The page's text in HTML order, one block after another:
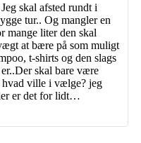
skal afsted rundt i
tur.. Og mangler en
mange liter den skal
at bære på som muligt
t-shirts og den slags
skal bare være
hvad ville i vælge? jeg
er det for lidt…